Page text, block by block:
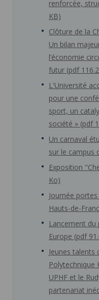
renforcée,
KB)
Clôture de la
Un bilan
l’économie
futur (pdf
L'Université
pour une
sport, un
société » (pdf
Un carnaval
sur le campus
Exposition
Ko)
Journée
Hauts-de-
Lancement
Europe (pdf
Jeunes talents
Polytechnique
UPHF et le
partenariat